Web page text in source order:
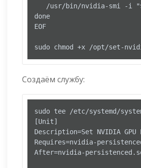
/usr/bin/nvidia-smi -i
done
EOF
sudo chmod +x /opt/set-
Создаём службу:
sudo tee /etc/systemd/
[Unit]
Description=Set NVIDIA
Requires=nvidia-
After=nvidia-